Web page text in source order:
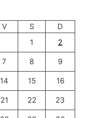
V S
D
1
2
7 8 9
14 15 16
21 22 23